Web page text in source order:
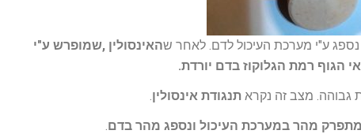
נספג ע"י מערכת העיכול לדם. לאחר שהאינסולין ,שמופרש ע"י
הגוף רמת הגלוקוז בדם יורדת.
גבוהה. מצב זה נקרא תנגודת אינסולין.
מהר במערכת העיכול ונספג מהר בדם.